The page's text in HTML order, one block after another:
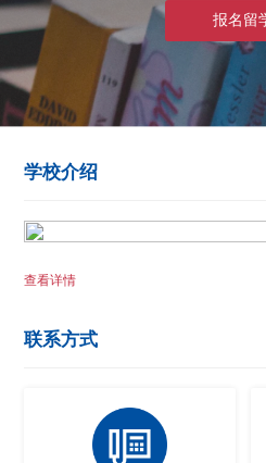
报名留
学校介绍
查看详情
联系方式